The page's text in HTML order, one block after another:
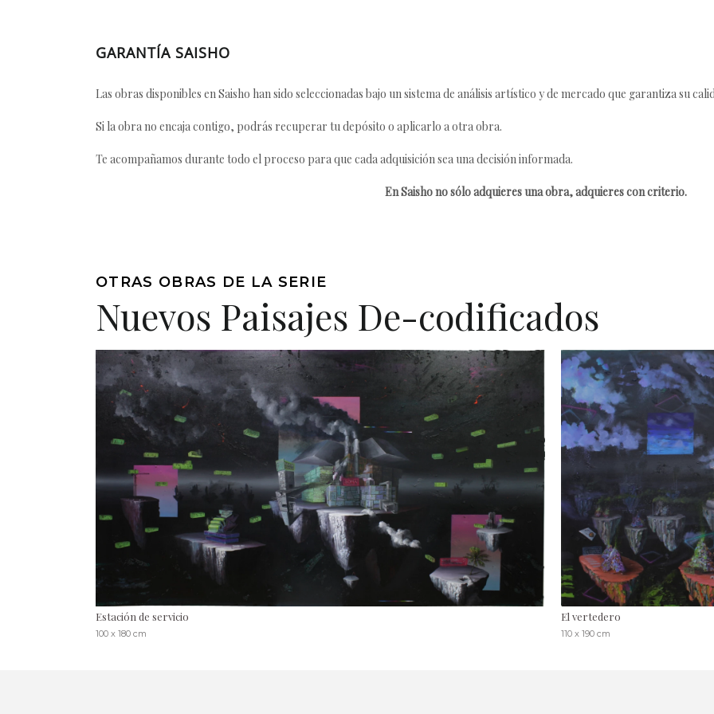
GARANTÍA SAISHO
Las obras disponibles en Saisho han sido seleccionadas bajo un sistema de análisis artístico y de mercado que garantiza su
Si la obra no encaja contigo, podrás recuperar tu depósito o aplicarlo a otra obra.
Te acompañamos durante todo el proceso para que cada adquisición sea una decisión informada.
En Saisho no sólo adquieres una obra, adquieres con criterio.
OTRAS OBRAS DE LA SERIE
Nuevos Paisajes De-codificados
Estación de servicio
100 x 180 cm
El vertedero
110 x 190 cm